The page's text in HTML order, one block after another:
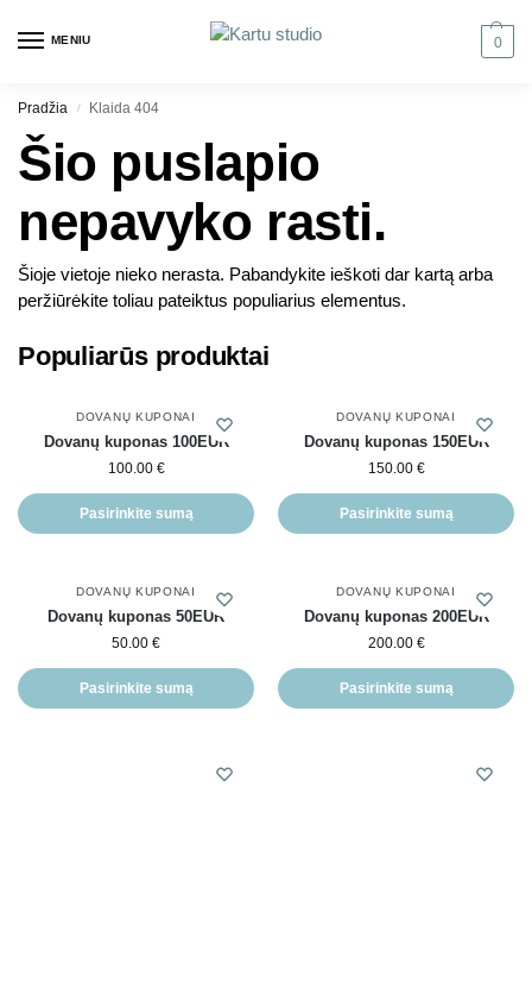
MENIU 0
Pradžia / Klaida 404
Šio puslapio
nepavyko rasti.
Šioje vietoje nieko nerasta. Pabandykite ieškoti dar kartą arba
peržiūrėkite toliau pateiktus populiarius elementus.
Populiarūs produktai
DOVANŲ KUPONAI
Dovanų kuponas 100EUR
100.00 €
Pasirinkite sumą
DOVANŲ KUPONAI
Dovanų kuponas 150EUR
150.00 €
Pasirinkite sumą
DOVANŲ KUPONAI
Dovanų kuponas 50EUR
50.00 €
Pasirinkite sumą
DOVANŲ KUPONAI
Dovanų kuponas 200EUR
200.00 €
Pasirinkite sumą